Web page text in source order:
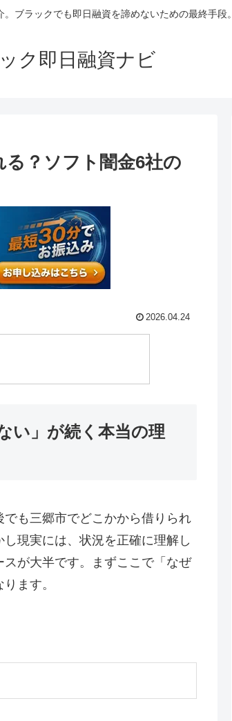
ブラックでも即日融資を諦めないための最終手段。
ク即日融資ナビ
？ソフト闇金6社の
2026.04.24
い」が続く本当の理
でも三郷市でどこかから借りられ
現実には、状況を正確に理解し
が大半です。まずここで「なぜ
ます。